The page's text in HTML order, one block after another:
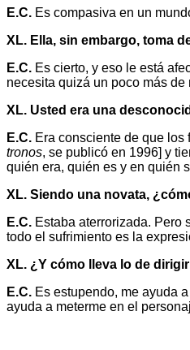
E.C. Es compasiva en un
XL. Ella, sin embargo, toma
E.C. Es cierto, y eso le está
necesita quizá un poco más
XL. Usted era una
E.C. Era consciente de que
tronos, se publicó en 1996] y
quién era, quién es y en quién
XL. Siendo una novata,
E.C. Estaba aterrorizada. Pero
todo el sufrimiento es la
XL. ¿Y cómo lleva lo de
E.C. Es estupendo, me ayuda
ayuda a meterme en el